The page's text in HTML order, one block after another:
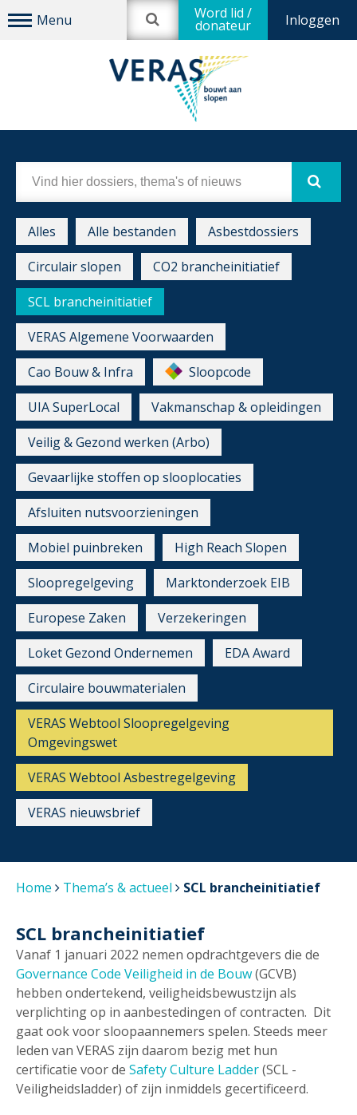
Inloggen
Word lid /
donateur
Alles Alle bestanden
Asbestdossiers
Circulair slopen
CO2 brancheinitiatief
SCL brancheinitiatief
VERAS Algemene Voorwaarden
Cao Bouw & Infra
Sloopcode
UIA SuperLocal
Vakmanschap & opleidingen
Veilig & Gezond werken (Arbo)
Gevaarlijke stoffen op slooplocaties
Afsluiten nutsvoorzieningen
Mobiel puinbreken
High Reach Slopen
Sloopregelgeving
Marktonderzoek EIB
Europese Zaken
Verzekeringen
Loket Gezond Ondernemen
EDA Award
Circulaire bouwmaterialen
VERAS Webtool Sloopregelgeving
Omgevingswet
VERAS Webtool Asbestregelgeving
VERAS nieuwsbrief
Home Thema’s & actueel SCL brancheinitiatief
SCL brancheinitiatief
Vanaf 1 januari 2022 nemen opdrachtgevers die de
Governance Code Veiligheid in de Bouw(GCVB)
hebben ondertekend, veiligheidsbewustzijn als
verplichting op in aanbestedingen of contracten. Dit
gaat ook voor sloopaannemers spelen. Steeds meer
leden van VERAS zijn daarom bezig met hun
certificatie voor de Safety Culture Ladder(SCL -
Veiligheidsladder) of zijn inmiddels gecertificeerd.